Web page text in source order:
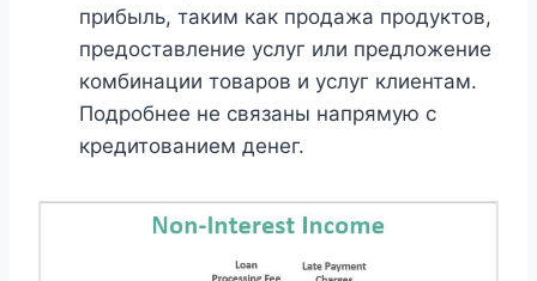
прибыль, таким как продажа продуктов,
предоставление услуг или предложение
комбинации товаров и услуг клиентам.
Подробнее не связаны напрямую с
кредитованием денег.